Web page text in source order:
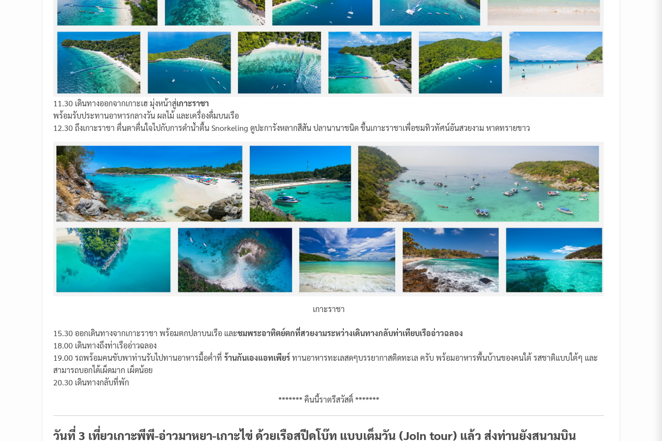
11.30 เดินทางออกจากเกาะเฮ มุ่งหน้าสู่เกาะราชา
พร้อมรับประทานอาหารกลางวัน ผลไม้ และเครื่องดื่มบนเรือ
12.30 ถึงเกาะราชา ตื่นตาตื่นใจไปกับการดำน้ำตื้น Snorkeling ดูปะการังหลากสีสัน ปลานานาชนิด ขึ้นเกาะราชาเพื่อชมทิวทัศน์อันสวยงาม หาดทรายขาว
เกาะราชา
15.30 ออกเดินทางจากเกาะราชา พร้อมตกปลาบนเรือ และชมพระอาทิตย์ตกที่สวยงามระหว่างเดินทางกลับท่าเทียบเรืออ่าวฉลอง
18.00 เดินทางถึงท่าเรืออ่าวฉลอง
19.00 รถพร้อมคนขับพาท่านรับไปทานอาหารมื้อค่ำที่ ร้านกันเองแอทเพียร์ทานอาหารทะเลสดๆบรรยากาสติดทะเล ครับ พร้อมอาหารพื้นบ้านของคนใต้ รสชาติแบบใต้ๆ และ
สามารถบอกได้เผ็ดมาก เผ็ดน้อย
20.30 เดินทางกลับที่พัก
******* คืนนี้ราตรีสวัสดิ์ *******
วันที่ 3 เที่ยวเกาะพีพี-อ่าวมาหยา-เกาะไข่ ด้วยเรือสปีดโบ๊ท แบบเต็มวัน (Join tour) แล้ว ส่งท่านยังสนามบิน